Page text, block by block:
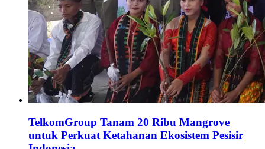
TelkomGroup Tanam 20 Ribu Mangrove
untuk Perkuat Ketahanan Ekosistem Pesisir